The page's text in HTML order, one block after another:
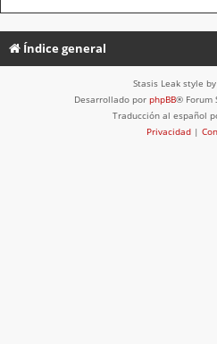
Índice general
Stasis Leak style by
Desarrollado por phpBB® Forum
Traducción al español
Privacidad |